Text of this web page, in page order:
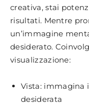
creativa, stai
risultati. Mentre
un’immagine
desiderato.
visualizzazione:
Vista: immagina
desiderata